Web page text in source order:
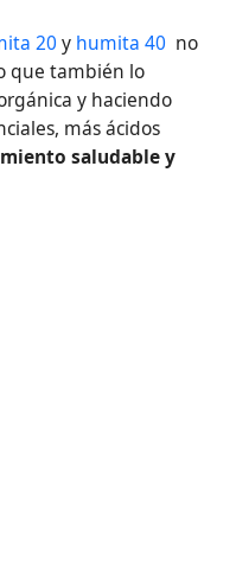
20 y humita 40 no
que también lo
y haciendo
más ácidos
saludable y